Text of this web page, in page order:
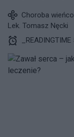
Choroba
Lek. Tomasz Nęcki